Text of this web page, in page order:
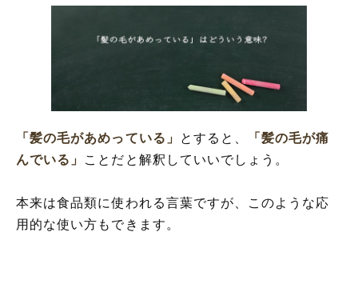
「髪の毛があめっている」 とすると、
「髪の毛が痛
んでいる」 ことだと解釈していいでしょう。
本来は食品類に使われる言葉ですが、このような応
用的な使い方もできます。